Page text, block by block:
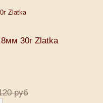
30г Zlatka
руб